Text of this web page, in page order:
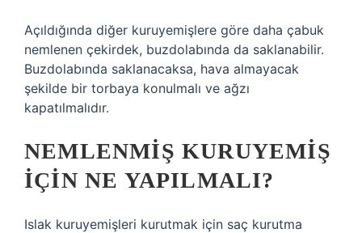
Açıldığında diğer kuruyemişlere göre daha çabuk
nemlenen çekirdek, buzdolabında da saklanabilir.
Buzdolabında saklanacaksa, hava almayacak
şekilde bir torbaya konulmalı ve ağzı
kapatılmalıdır.
NEMLENMIŞ KURUYEMIŞ
IÇIN NE YAPILMALI?
Islak kuruyemişleri kurutmak için saç kurutma